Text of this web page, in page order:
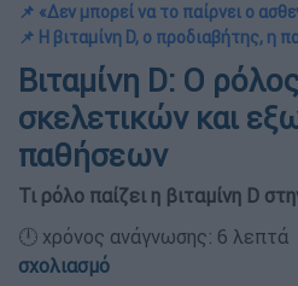
📌 «Δεν μπορεί να το παίρνει ο
📌 Η βιταμίνη D, o προδιαβήτης, η
Βιταμίνη D: Ο
σκελετικών και
παθήσεων
Τι ρόλο παίζει η βιταμίνη D
🕛 χρόνος ανάγνωσης: 6
σχολιασμό